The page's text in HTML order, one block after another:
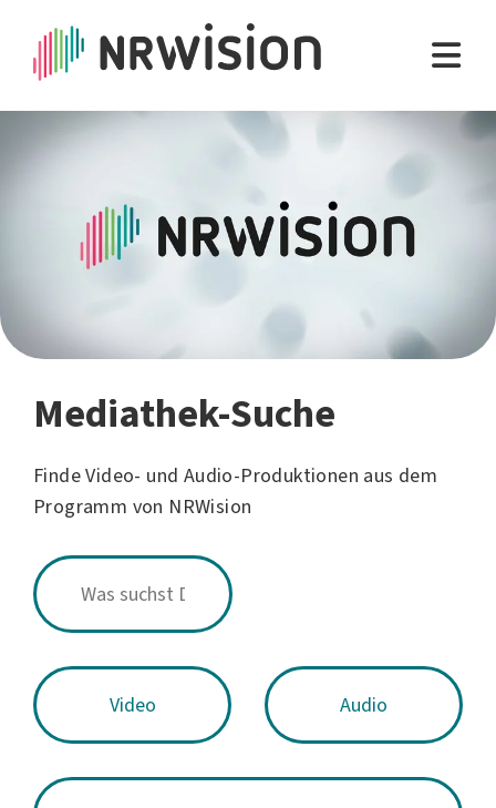
Mediathek-Suche
Finde Video- und Audio-Produktionen aus dem
Programm von NRWision
Video Audio